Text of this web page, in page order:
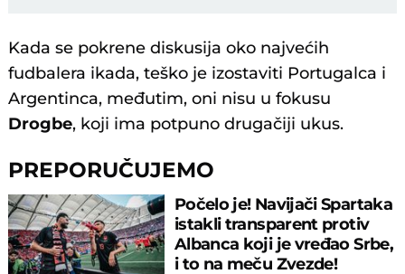
Kada se pokrene diskusija oko najvećih
fudbalera ikada, teško je izostaviti Portugalca i
Argentinca, međutim, oni nisu u fokusu
Drogbe, koji ima potpuno drugačiji ukus.
PREPORUČUJEMO
Počelo je! Navijači Spartaka
istakli transparent protiv
Albanca koji je vređao Srbe,
i to na meču Zvezde!